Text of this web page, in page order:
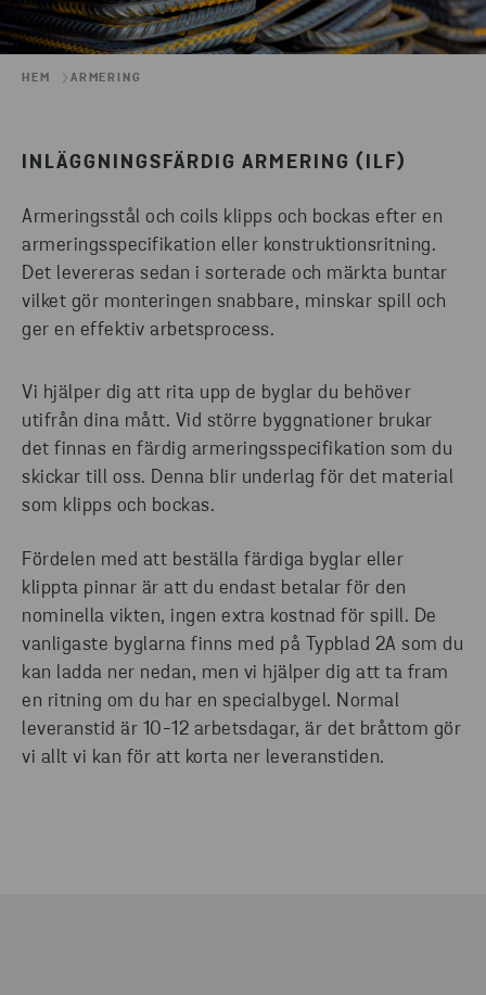
HEM ARMERING
INLÄGGNINGSFÄRDIG ARMERING (ILF)
Armeringsstål och coils klipps och bockas efter en
armeringsspecifikation eller konstruktionsritning.
Det levereras sedan i sorterade och märkta buntar
vilket gör monteringen snabbare, minskar spill och
ger en effektiv arbetsprocess.
Vi hjälper dig att rita upp de byglar du behöver
utifrån dina mått. Vid större byggnationer brukar
det finnas en färdig armeringsspecifikation som du
skickar till oss. Denna blir underlag för det material
som klipps och bockas.
Fördelen med att beställa färdiga byglar eller
klippta pinnar är att du endast betalar för den
nominella vikten, ingen extra kostnad för spill. De
vanligaste byglarna finns med på Typblad 2A som du
kan ladda ner nedan, men vi hjälper dig att ta fram
en ritning om du har en specialbygel. Normal
leveranstid är 10-12 arbetsdagar, är det bråttom gör
vi allt vi kan för att korta ner leveranstiden.